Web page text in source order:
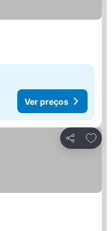
Ver preços
Partilhar